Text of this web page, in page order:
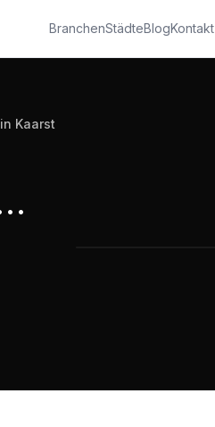
BranchenStädteBlogKontakt
Kaarst
Champagnerhandel in Kaarst